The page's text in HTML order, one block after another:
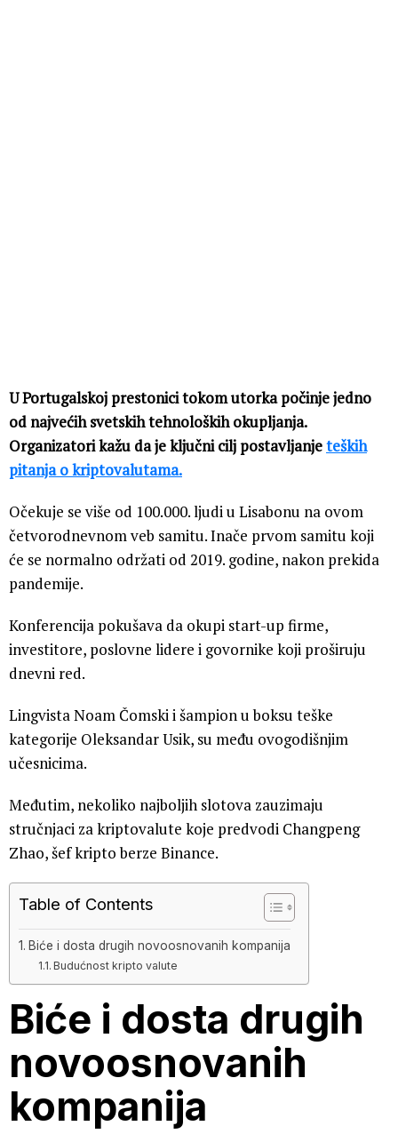
U Portugalskoj prestonici tokom utorka počinje jedno
od najvećih svetskih tehnoloških okupljanja.
Organizatori kažu da je ključni cilj postavljanjeteških
pitanja o kriptovalutama.
Očekuje se više od 100.000. ljudi u Lisabonu na ovom
četvorodnevnom veb samitu. Inače prvom samitu koji
će se normalno održati od 2019. godine, nakon prekida
pandemije.
Konferencija pokušava da okupi start-up firme,
investitore, poslovne lidere i govornike koji proširuju
dnevni red.
Lingvista Noam Čomski i šampion u boksu teške
kategorije Oleksandar Usik, su među ovogodišnjim
učesnicima.
Međutim, nekoliko najboljih slotova zauzimaju
stručnjaci za kriptovalute koje predvodi Changpeng
Zhao, šef kripto berze Binance.
Table of Contents
Biće i dosta drugih novoosnovanih kompanija
Budućnost kripto valute
Biće i dosta drugih
novoosnovanih
kompanija